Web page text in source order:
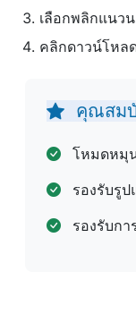
เลือกพลิกแนว
คลิกดาวน์โหล
คุณสม
โหมดหมุ
รองรับรูป
รองรับก